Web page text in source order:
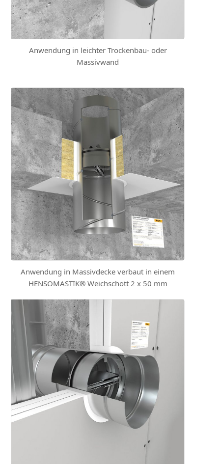
Anwendung in leichter Trockenbau- oder
Massivwand
Anwendung in Massivdecke verbaut in einem
HENSOMASTIK® Weichschott 2 x 50 mm